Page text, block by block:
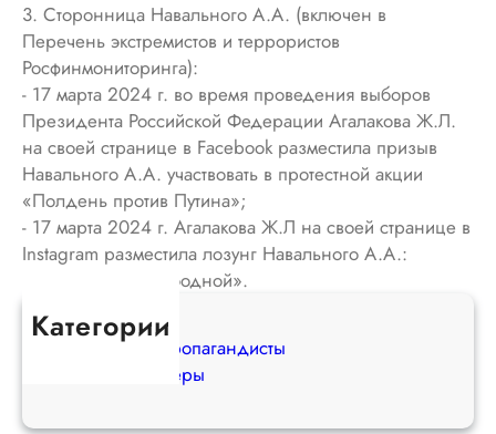
3. Сторонница Навального А.А. (включен в
Перечень экстремистов и террористов
Росфинмониторинга):
- 17 марта 2024 г. во время проведения выборов
Президента Российской Федерации Агалакова Ж.Л.
на своей странице в Facebook разместила призыв
Навального А.А. участвовать в протестной акции
«Полдень против Путина»;
- 17 марта 2024 г. Агалакова Ж.Л на своей странице в
Instagram разместила лозунг Навального А.А.:
«Россия будет свободной».
Категории
Вражеские пропагандисты
Оппозиционеры